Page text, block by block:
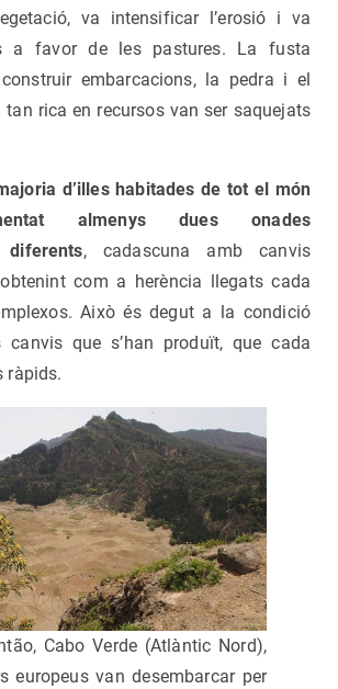
va intensificar l’erosió i va
a favor de les pastures. La fusta
embarcacions, la pedra i el
tan rica en recursos van ser saquejats
d’illes habitades de tot el món
almenys dues onades
diferents, cadascuna amb canvis
com a herència llegats cada
Això és degut a la condició
canvis que s’han produït, que cada
ràpids.
Cabo Verde (Atlàntic Nord),
europeus van desembarcar per